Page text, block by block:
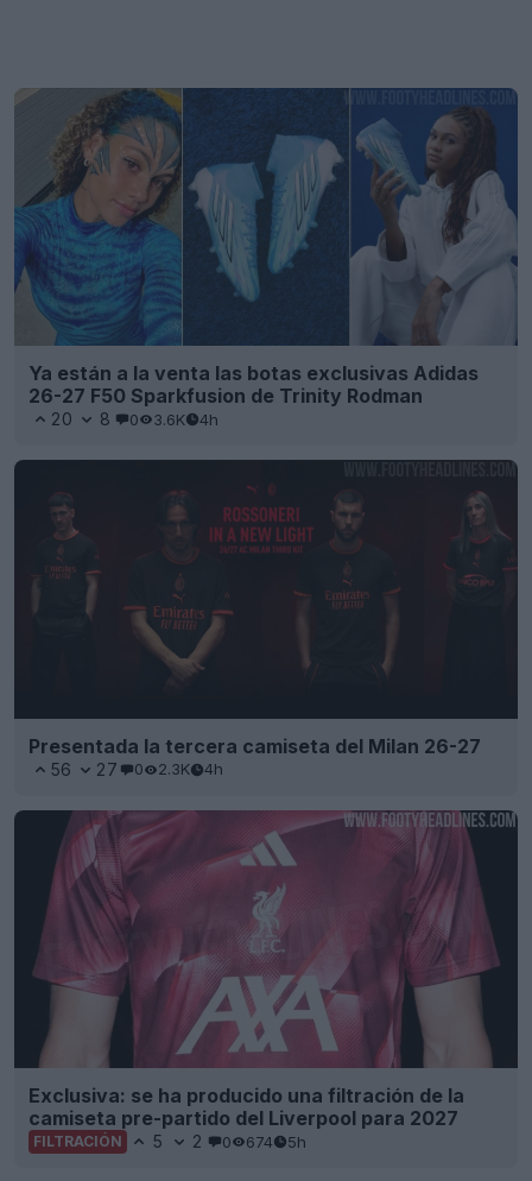
Ya están a la venta las botas exclusivas Adidas
26-27 F50 Sparkfusion de Trinity Rodman
20 8 0 3.6K 4h
Presentada la tercera camiseta del Milan 26-27
56 27 0 2.3K 4h
Exclusiva: se ha producido una filtración de la
camiseta pre-partido del Liverpool para 2027
FILTRACIÓN 5 2 0 674 5h